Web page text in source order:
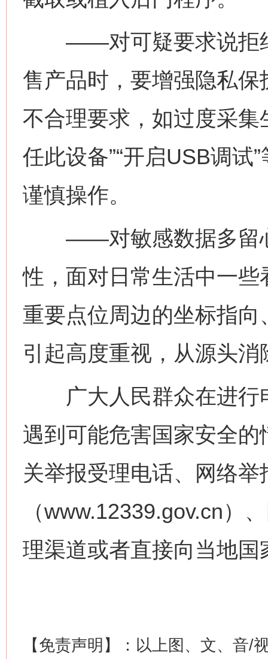
——对可疑要求说拒绝
售产品时，要增强隐私
不合理要求，如过度采集
任此设备”“开启USB调试
谨慎操作。
——对敏感数据多留心
性，面对日常生活中一
重要点位周边的坐标指
引起高度重视，从源头
广大人民群众在进行
遇到可能危害国家安全
关举报受理电话、网络举
（www.12339.gov.cn）
理渠道或者直接向当地
【免责声明】：以上图、文、音/
网上购药对药下症？
这是一记警钟！ 谢